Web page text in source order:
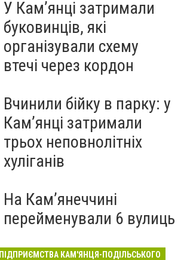
У Кам’янці затримали
буковинців, які
організували схему
втечі через кордон
Вчинили бійку в парку: у
Кам’янці затримали
трьох неповнолітніх
хуліганів
На Камʼянеччині
перейменували 6 вулиць
ПІДПРИЄМСТВА КАМ'ЯНЦЯ-ПОДІЛЬСЬКОГО